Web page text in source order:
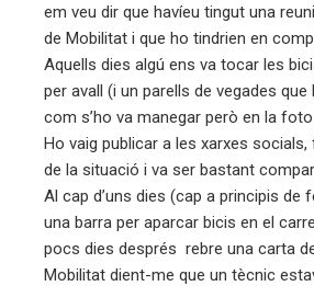
em veu dir que havíeu tingut una
de Mobilitat i que ho tindrien en
Aquells dies algú ens va tocar les
per avall (i un parells de vegades
com s’ho va manegar però en la
Ho vaig publicar a les xarxes
de la situació i va ser bastant
Al cap d’uns dies (cap a principis de
una barra per aparcar bicis en el
pocs dies després rebre una carta
Mobilitat dient-me que un tècnic